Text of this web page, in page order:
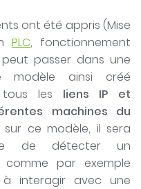
ont été appris (Mise
PLC, fonctionnement
passer dans une
modèle ainsi créé
tous les liens IP et
machines du
ce modèle, il sera
de détecter un
comme par exemple
interagir avec une